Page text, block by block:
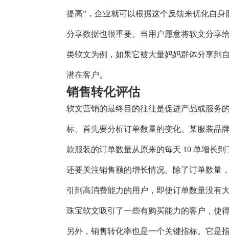
提高”，企业就可以根据这个反馈来优化自身
分享数据也很重要。当用户愿意将软文分享
类软文为例，如果它被大量妈妈群体分享到
潜在客户。
销售转化评估
软文营销的最终目的往往是促进产品或服务
标。首先要分析订单数量的变化。某服装品
款服装的订单数量从原来的每天 10 单增长
还要关注销售额的增长情况。除了订单数量
引到高消费能力的用户，即使订单数量没有
珠宝软文吸引了一些有购买能力的客户，使
另外，销售转化率也是一个关键指标。它是